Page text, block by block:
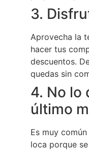
3.
Aprovecha la
hacer tus
descuentos.
quedas sin
4. No lo
último
Es muy
loca porque